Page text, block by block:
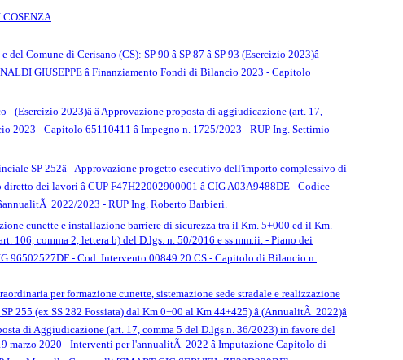
di Cerisano (CS): SP 90 â SP 87 â SP 93 (Esercizio 2023)â -
GIUSEPPE â Finanziamento Fondi di Bilancio 2023 - Capitolo
2023)â â Approvazione proposta di aggiudicazione (art. 17,
2023 - Capitolo 65110411 â Impegno n. 1725/2023 - RUP Ing. Settimio
SP 252â - Approvazione progetto esecutivo dell'importo complessivo di
dei lavori â CUP F47H22002900001 â CIG A03A9488DE - Codice
2022/2023 - RUP Ing. Roberto Barbieri.
cunette e installazione barriere di sicurezza tra il Km. 5+000 ed il Km.
106, comma 2, lettera b) del D.lgs. n. 50/2016 e ss.mm.ii. - Piano dei
96502527DF - Cod. Intervento 00849.20.CS - Capitolo di Bilancio n.
per formazione cunette, sistemazione sede stradale e realizzazione
(ex SS 282 Fossiata) dal Km 0+00 al Km 44+425) â (AnnualitÃ 2022)â
di Aggiudicazione (art. 17, comma 5 del D.lgs n. 36/2023) in favore del
2020 - Interventi per l'annualitÃ 2022 â Imputazione Capitolo di